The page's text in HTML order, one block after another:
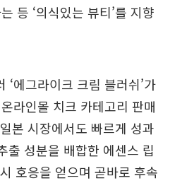
등 ‘의식있는 뷰티’를 지향
‘에그라이크 크림 블러쉬’가
라인몰 치크 카테고리 판매
본 시장에서도 빠르게 성과
출 성분을 배합한 에센스 립
호응을 얻으며 곧바로 후속